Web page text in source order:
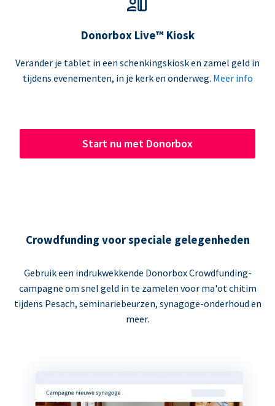
Donorbox Live™ Kiosk
Verander je tablet in een schenkingskiosk en zamel geld in
tijdens evenementen, in je kerk en onderweg. Meer info
Start nu met Donorbox
Crowdfunding voor speciale gelegenheden
Gebruik een indrukwekkende Donorbox Crowdfunding-
campagne om snel geld in te zamelen voor ma'ot chitim
tijdens Pesach, seminariebeurzen, synagoge-onderhoud en
meer.